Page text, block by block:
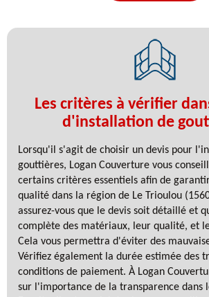
Les critères à vérifier
d'installation de
Lorsqu'il s'agit de choisir un devis pour
gouttières, Logan Couverture vous
certains critères essentiels afin de
qualité dans la région de Le Trioulou
assurez-vous que le devis soit détaillé et
complète des matériaux, leur qualité, et
Cela vous permettra d'éviter des
Vérifiez également la durée estimée des
conditions de paiement. À Logan
sur l'importance de la transparence dans